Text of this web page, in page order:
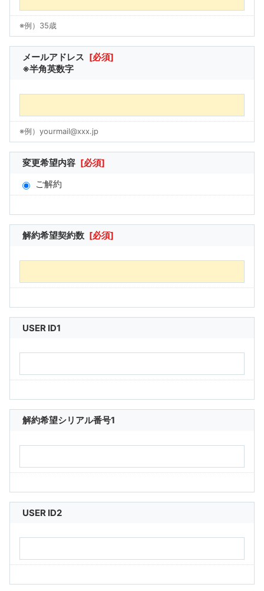
※例）35歳
メールアドレス [必須]
※半角英数字
※例）yourmail@xxx.jp
変更希望内容 [必須]
ご解約
解約希望契約数 [必須]
USER ID1
解約希望シリアル番号1
USER ID2